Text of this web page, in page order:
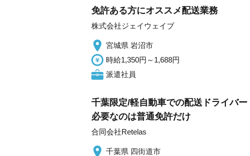
免許ある方にオススメ配送業務
株式会社ジェイウェイブ
宮城県 岩沼市
時給1,350円～1,688円
派遣社員
千葉限定/軽自動車での配送ドライバ
必要なのは普通免許だけ
合同会社Retelas
千葉県 四街道市